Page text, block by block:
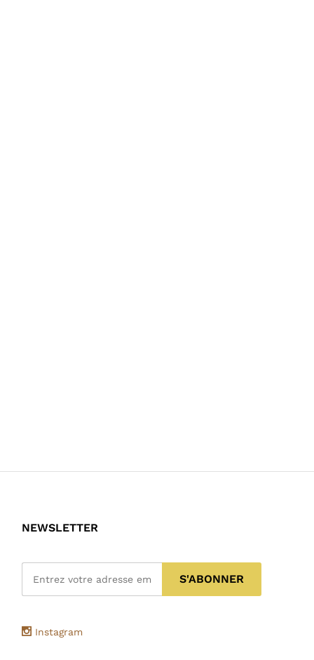
NEWSLETTER
Instagram